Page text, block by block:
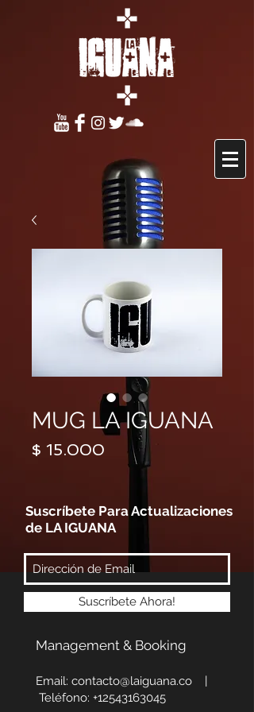
MUG LA IGUANA
$ 15.000 Precio
Management & Booking
Email: contacto@laiguana.co |
Teléfono: +12543163045
Suscríbete Para Actualizaciones
de LA IGUANA
Suscríbete Ahora!